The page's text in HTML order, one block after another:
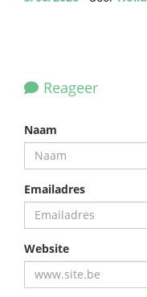
Reageer
Naam
Emailadres
Website